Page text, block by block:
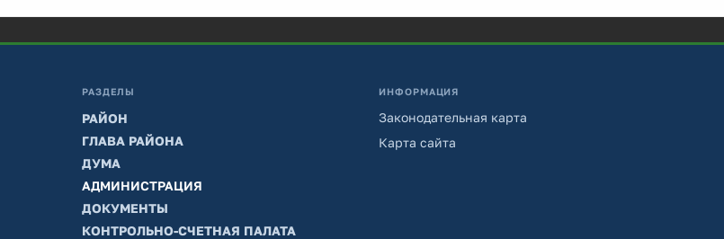
РАЗДЕЛЫ
РАЙОН
ГЛАВА РАЙОНА
ДУМА
АДМИНИСТРАЦИЯ
ДОКУМЕНТЫ
КОНТРОЛЬНО-СЧЕТНАЯ ПАЛАТА
ИНФОРМАЦИЯ
Законодательная карта
Карта сайта